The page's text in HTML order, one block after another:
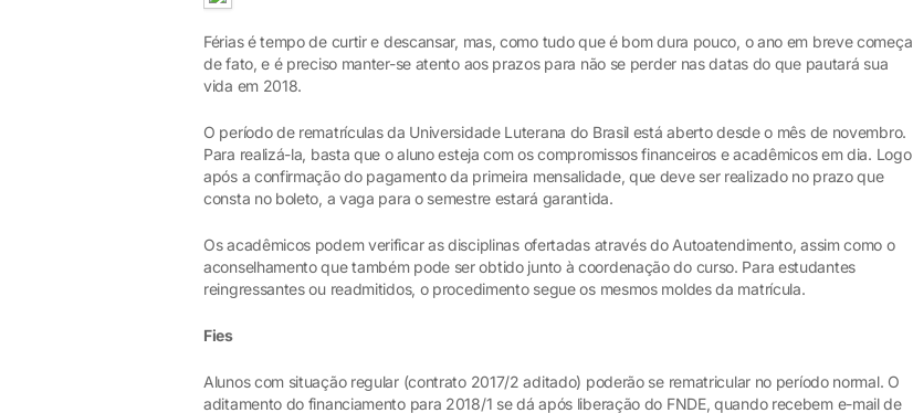
Férias é tempo de curtir e descansar, mas, como tudo que é bom dura pouco, o ano em breve começa
de fato, e é preciso manter-se atento aos prazos para não se perder nas datas do que pautará sua
vida em 2018.
O período de rematrículas da Universidade Luterana do Brasil está aberto desde o mês de novembro.
Para realizá-la, basta que o aluno esteja com os compromissos financeiros e acadêmicos em dia. Logo
após a confirmação do pagamento da primeira mensalidade, que deve ser realizado no prazo que
consta no boleto, a vaga para o semestre estará garantida.
Os acadêmicos podem verificar as disciplinas ofertadas através do Autoatendimento, assim como o
aconselhamento que também pode ser obtido junto à coordenação do curso. Para estudantes
reingressantes ou readmitidos, o procedimento segue os mesmos moldes da matrícula.
Fies
Alunos com situação regular (contrato 2017/2 aditado) poderão se rematricular no período normal. O
aditamento do financiamento para 2018/1 se dá após liberação do FNDE, quando recebem e-mail de